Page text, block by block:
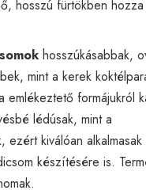
hosszú fürtökben
hosszúkásabbak,
mint a kerek
emlékeztető formájukról
lédúsak, mint a
ezért kiválóan alkalmasak
készítésére is.